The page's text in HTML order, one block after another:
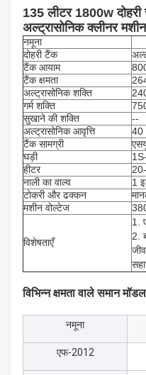
135 लीटर 1800w
अल्ट्रासोनिक क्लीनर
नमूना
दोहरी टैंक
टैंक आयाम
टैंक क्षमता
अल्ट्रासोनिक शक्ति
गर्म शक्ति
सुखाने की शक्ति
--
अल्ट्रासोनिक आवृत्ति
40
टैंक सामग्री
घड़ी
हीटर
नाली का वाल्व
1
टोकरी और ढक्कन
मशीन वोल्टेज
विशेषताएँ
1.
2.
विभिन्न क्षमता वाले समान मॉडल
नमूना
एफ-2012